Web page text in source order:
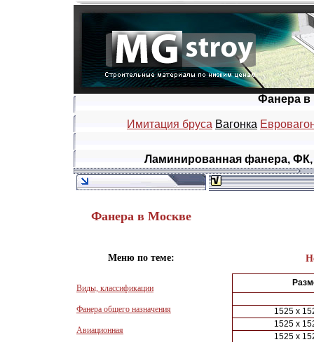
Фанера в
Имитация бруса Вагонка
Ламинированная фанера,
Фанера в Москве
Меню по теме:
Виды, классификации
Фанера общего назначения
Авиационная
1525 x
1525 x
1525 x